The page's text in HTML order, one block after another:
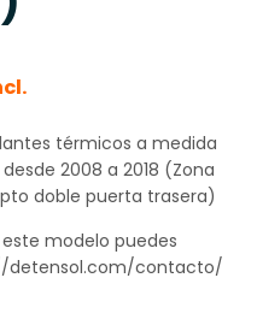
€
€
térmicos a medida
2008 a 2018 (Zona
doble puerta trasera)
modelo puedes
detensol.com/contacto/